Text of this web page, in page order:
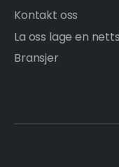
Kontakt oss
La oss lage en
Bransjer